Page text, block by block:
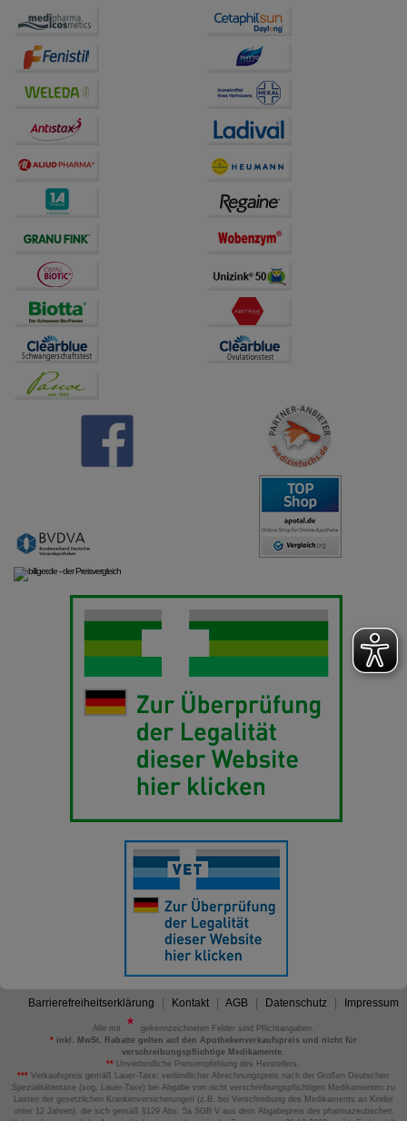
Barrierefreiheitserklärung Kontakt AGB Datenschutz Impressum
Alle mit
gekennzeichneten Felder sind Pflichtangaben.
*inkl. MwSt. Rabatte gelten auf den Apothekenverkaufspreis und nicht für
verschreibungspflichtige Medikamente.
** Unverbindliche Preisempfehlung des Herstellers.
*** Verkaufspreis gemäß Lauer-Taxe; verbindlicher Abrechnungspreis nach der Großen Deutschen
Spezialitätentaxe (sog. Lauer-Taxe) bei Abgabe von nicht verschreibungspflichtigen Medikamenten zu
Lasten der gesetzlichen Krankenversicherungen (z.B. bei Verschreibung des Medikaments an Kinder
unter 12 Jahren), die sich gemäß §129 Abs. 5a SGB V aus dem Abgabepreis des pharmazeutischen